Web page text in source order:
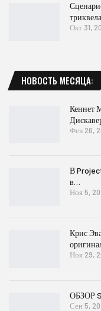
Окт 31,
НОВОСТЬ МЕСЯЦА:
Кеннет
Фев 26,
В
в…
Ноя 5,
Крис
Ноя 29,
ОБЗОР
Сен 5,